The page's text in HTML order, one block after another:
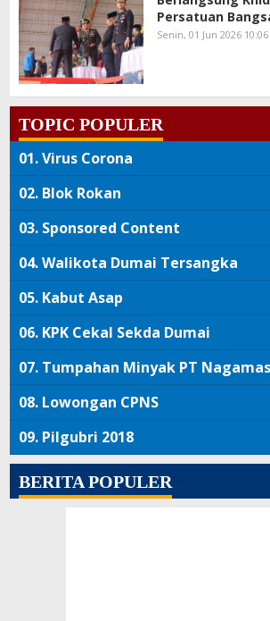
Persatuan
Senin, 01 Jun 2026 10:06
TOPIC POPULER
01.Virus Corona
02. Blok Rokan
03. Sponsored Content
04.Walikota Dumai Tersangka
05. Kabut Asap
06. KPK Cekal Sekda Dumai
07. Tumpahan Minyak PT Nagamas
08. Lowongan CPNS
09. Pilgubri 2018
BERITA POPULER